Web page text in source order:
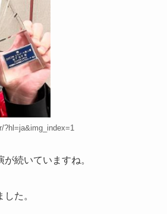
?hl=ja&img_index=1
続いていますね。
た。